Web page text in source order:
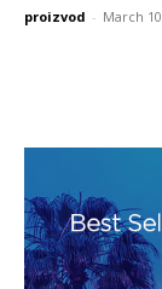
proizvod - March